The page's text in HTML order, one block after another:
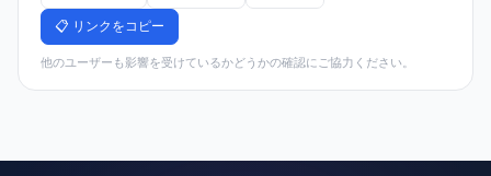
📋 リンクをコピー
他のユーザーも影響を受けているかどうかの確認にご協力ください。